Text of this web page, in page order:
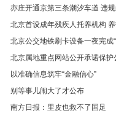
亦庄开通京第三条潮汐车道 违
北京首设成年残疾人托养机构
北京公交地铁刷卡设备一夜完成
北京属地重点网站公开承诺保护
以准确信息筑牢“金融信心”
别等事儿闹大了才公布
南方日报：里皮也救不了国足